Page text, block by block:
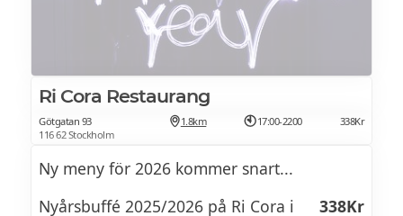
Kvällens första sittning (17:00-19:30) bjuder
på en smakupplevelse i tre rätter
framtagen av köksmästaren, med eller
utan dryckespaket.
Dryckespaket
580Kr
1- Hummerdumpling – Smörad
DESSERT: Hjorton & hemgjord vaniljglass
BARNMENY
Barndrink
Ri Cora Restaurang
Götgatan 93
116 62 Stockholm
1.8km 17:00-2200 338Kr
Ny meny för 2026 kommer snart...
Nyårsbuffé 2025/2026 på Ri Cora i
338Kr